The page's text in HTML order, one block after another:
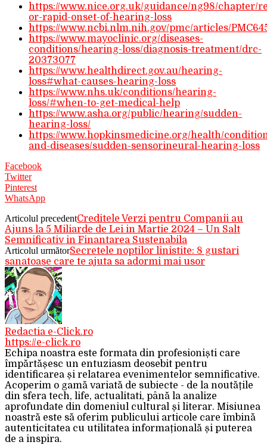
https://www.nice.org.uk/guidance/ng98/chapter/
or-rapid-onset-of-hearing-loss
https://www.ncbi.nlm.nih.gov/pmc/articles/
https://www.mayoclinic.org/diseases-
conditions/hearing-loss/diagnosis-treatment/drc-
20373077
https://www.healthdirect.gov.au/hearing-
loss#what-causes-hearing-loss
https://www.nhs.uk/conditions/hearing-
loss/#when-to-get-medical-help
https://www.asha.org/public/hearing/sudden-
hearing-loss/
https://www.hopkinsmedicine.org/health/
and-diseases/sudden-sensorineural-hearing-loss
Facebook
Twitter
Pinterest
WhatsApp
Articolul precedentCreditele Verzi pentru Companii au
Ajuns la 5 Miliarde de Lei in Martie 2024 – Un Salt
Semnificativ in Finantarea Sustenabila
Articolul următorSecretele noptilor linistite: 8 gustari
sanatoase care te ajuta sa adormi mai usor
Redactia e-Click.ro
https://e-click.ro
Echipa noastra este formata din profesioniști care
împărtășesc un entuziasm deosebit pentru
identificarea și relatarea evenimentelor semnificative.
Acoperim o gamă variată de subiecte - de la noutățile
din sfera tech, life, actualitati, până la analize
aprofundate din domeniul cultural și literar. Misiunea
noastră este să oferim publicului articole care îmbină
autenticitatea cu utilitatea informațională și puterea
de a inspira.